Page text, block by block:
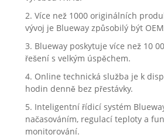
2. Více než 1000 originálních
vývoj je Blueway způsobilý být
3. Blueway poskytuje více než 10
řešení s velkým úspěchem.
4. Online technická služba je k
hodin denně bez přestávky.
5. Inteligentní řídicí systém
načasováním, regulací teploty a
monitorování.